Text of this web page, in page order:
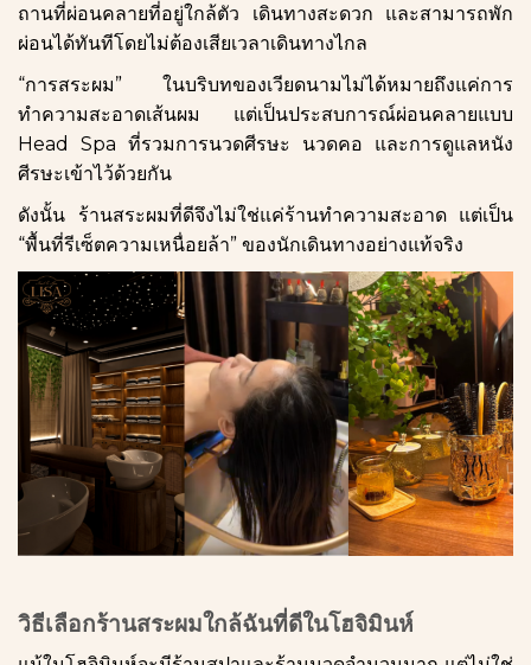
ถานที่ผ่อนคลายที่อยู่ใกล้ตัว เดินทางสะดวก และสามารถพัก
ผ่อนได้ทันทีโดยไม่ต้องเสียเวลาเดินทางไกล
“การสระผม” ในบริบทของเวียดนามไม่ได้หมายถึงแค่การ
ทำความสะอาดเส้นผม แต่เป็นประสบการณ์ผ่อนคลายแบบ
Head Spa ที่รวมการนวดศีรษะ นวดคอ และการดูแลหนัง
ศีรษะเข้าไว้ด้วยกัน
ดังนั้น ร้านสระผมที่ดีจึงไม่ใช่แค่ร้านทำความสะอาด แต่เป็น
“พื้นที่รีเซ็ตความเหนื่อยล้า” ของนักเดินทางอย่างแท้จริง
วิธีเลือกร้านสระผมใกล้ฉันที่ดีในโฮจิมินห์